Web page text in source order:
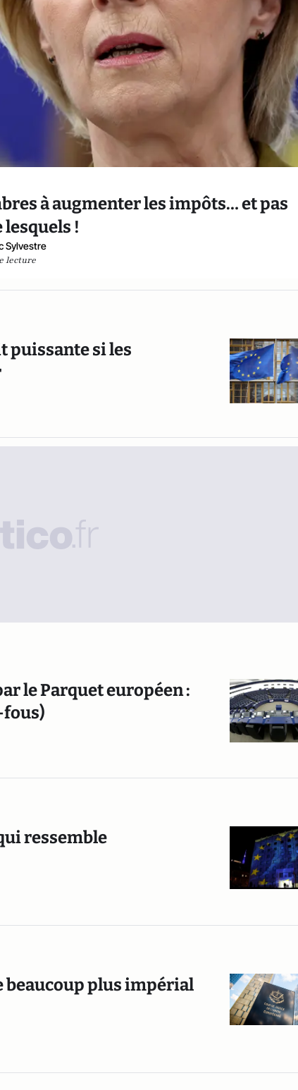
à augmenter les impôts… et pas
lesquels !
Sylvestre
lecture
puissante si les
le Parquet européen :
fous)
ressemble
beaucoup plus impérial